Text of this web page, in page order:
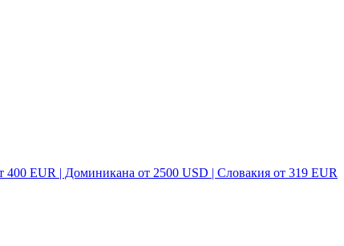
EUR | Доминикана от 2500 USD | Словакия от 319 EUR